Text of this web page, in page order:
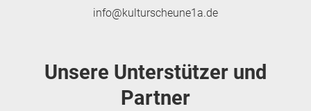
info@kulturscheune1a.de
Unsere Unterstützer und
Partner